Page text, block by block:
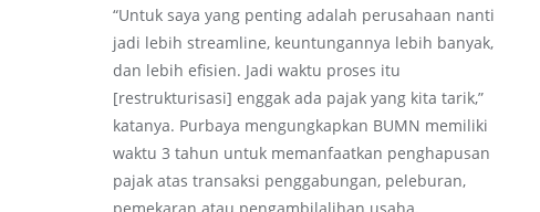
“Untuk saya yang penting adalah perusahaan nanti
jadi lebih streamline, keuntungannya lebih banyak,
dan lebih efisien. Jadi waktu proses itu
[restrukturisasi] enggak ada pajak yang kita tarik,”
katanya. Purbaya mengungkapkan BUMN memiliki
waktu 3 tahun untuk memanfaatkan penghapusan
pajak atas transaksi penggabungan, peleburan,